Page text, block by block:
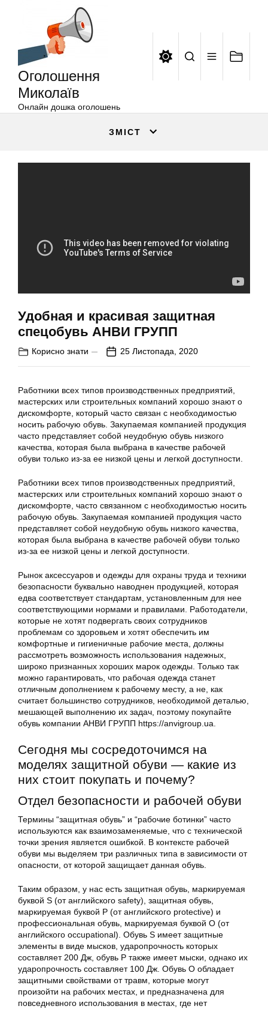
Оголошення
Миколаїв
Онлайн дошка оголошень
ЗМІСТ
Удобная и красивая защитная
спецобувь АНВИ ГРУПП
Корисно знати 25 Листопада, 2020
Работники всех типов производственных предприятий,
мастерских или строительных компаний хорошо знают о
дискомфорте, который часто связан с необходимостью
носить рабочую обувь. Закупаемая компанией продукция
часто представляет собой неудобную обувь низкого
качества, которая была выбрана в качестве рабочей
обуви только из-за ее низкой цены и легкой доступности.
Работники всех типов производственных предприятий,
мастерских или строительных компаний хорошо знают о
дискомфорте, часто связанном с необходимостью носить
рабочую обувь. Закупаемая компанией продукция часто
представляет собой неудобную обувь низкого качества,
которая была выбрана в качестве рабочей обуви только
из-за ее низкой цены и легкой доступности.
Рынок аксессуаров и одежды для охраны труда и техники
безопасности буквально наводнен продукцией, которая
едва соответствует стандартам, установленным для нее
соответствующими нормами и правилами. Работодатели,
которые не хотят подвергать своих сотрудников
проблемам со здоровьем и хотят обеспечить им
комфортные и гигиеничные рабочие места, должны
рассмотреть возможность использования надежных,
широко признанных хороших марок одежды. Только так
можно гарантировать, что рабочая одежда станет
отличным дополнением к рабочему месту, а не, как
считает большинство сотрудников, необходимой деталью,
мешающей выполнению их задач, поэтому покупайте
обувь компании АНВИ ГРУПП https://anvigroup.ua.
Сегодня мы сосредоточимся на
моделях защитной обуви — какие из
них стоит покупать и почему?
Отдел безопасности и рабочей обуви
Термины “защитная обувь” и “рабочие ботинки” часто
используются как взаимозаменяемые, что с технической
точки зрения является ошибкой. В контексте рабочей
обуви мы выделяем три различных типа в зависимости от
опасности, от которой защищает данная обувь.
Таким образом, у нас есть защитная обувь, маркируемая
буквой S (от английского safety), защитная обувь,
маркируемая буквой P (от английского protective) и
профессиональная обувь, маркируемая буквой O (от
английского occupational). Обувь S имеет защитные
элементы в виде мысков, ударопрочность которых
составляет 200 Дж, обувь P также имеет мыски, однако их
ударопрочность составляет 100 Дж. Обувь O обладает
защитными свойствами от травм, которые могут
произойти на рабочих местах, и предназначена для
повседневного использования в местах, где нет